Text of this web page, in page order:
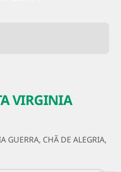
VIRGINIA
GUERRA, CHÃ DE ALEGRIA,